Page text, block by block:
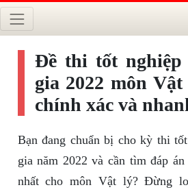
Đề thi tốt nghiệp
gia 2022 môn
chính xác và
Bạn đang chuẩn bị cho kỳ thi
gia năm 2022 và cần tìm đáp
nhất cho môn Vật lý? Đừng